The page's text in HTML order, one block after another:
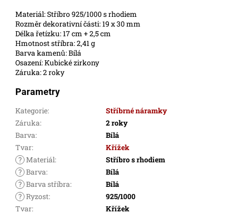
Materiál: Stříbro 925/1000 s rhodiem
Rozměr dekorativní části: 19 x 30 mm
Délka řetízku: 17 cm + 2,5 cm
Hmotnost stříbra: 2,41 g
Barva kamenů: Bílá
Osazení: Kubické zirkony
Záruka: 2 roky
Parametry
Kategorie:
Stříbrné náramky
Záruka:
2 roky
Barva:
Bílá
Tvar:
Křížek
? Materiál:
Stříbro s rhodiem
? Barva:
Bílá
? Barva stříbra:
Bílá
? Ryzost:
925/1000
Tvar:
Křížek